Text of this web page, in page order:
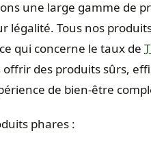
une large gamme de
légalité. Tous nos
qui concerne le taux de
des produits sûrs,
de bien-être
phares :